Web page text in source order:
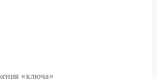
«ключа»